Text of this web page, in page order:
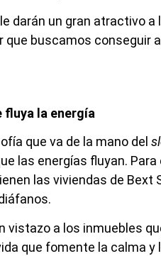
darán un gran atractivo
que buscamos conseguir
fluya la energía
que va de la mano del
las energías fluyan.
las viviendas de
vistazo a los inmuebles
que fomente la calma y